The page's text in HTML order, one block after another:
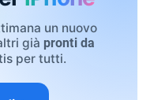
un nuovo
già pronti da
per tutti.